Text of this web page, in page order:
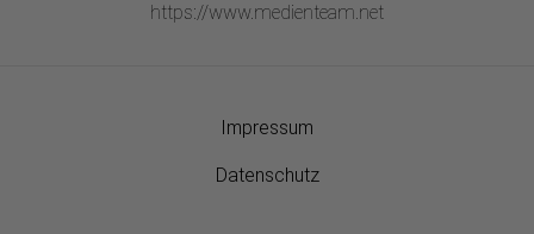
https://www.medienteam.net
Impressum
Datenschutz